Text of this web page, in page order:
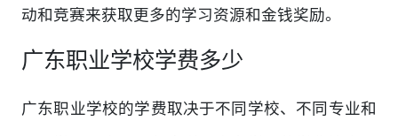
动和竞赛来获取更多的学习资源和金钱奖励。
广东职业学校学费多少
广东职业学校的学费取决于不同学校、不同专业和